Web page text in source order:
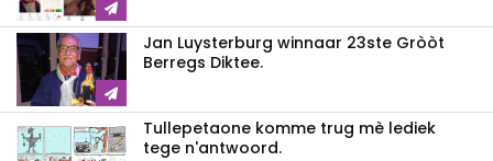
Jan Luysterburg winnaar 23ste Gròòt
Berregs Diktee.
Tullepetaone komme trug mè lediek
tege n'antwoord.